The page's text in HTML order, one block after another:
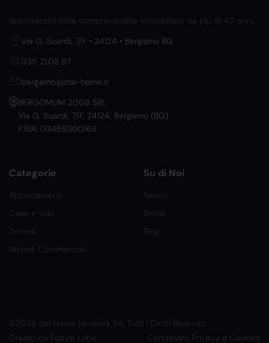
Specializzati nella compravendita immobiliare da più di 40 anni.
Via G. Suardi, 7/F • 24124 • Bergamo BG
035 21.08.97
bergamo@ital-home.it
BERGOMUM 2008 SRL
Via G. Suardi, 7/F, 24124, Bergamo (BG)
P.IVA: 03469300168
Categorie
Appartamenti
Case e Ville
Terreni
Attività Commerciali
Su di Noi
Servizi
Storia
Blog
©2026 Ital Home Network Srl. Tutti i Diritti Riservati.
Creato da Future Labs
Condizioni, Privacy e Cookies